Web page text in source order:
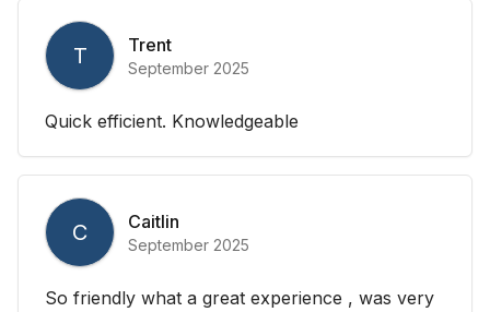
T Trent
September 2025
Quick efficient. Knowledgeable
C Caitlin
September 2025
So friendly what a great experience , was very